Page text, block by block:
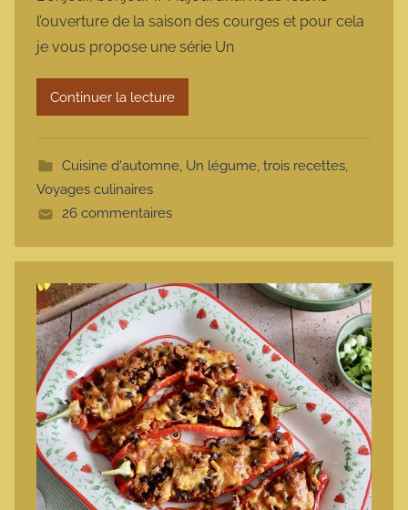
r
m
a
t
l’ouverture de la saison des courges et pour cela
je vous propose une série Un
Continuer la lecture
Cuisine d'automne, Un légume, trois recettes,
Voyages culinaires
26 commentaires